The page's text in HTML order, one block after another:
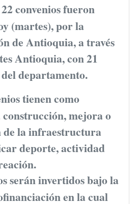
convenios fueron
(martes), por la
de Antioquia, a través
Antioquia, con 21
departamento.
tienen como
mejora o
de la infraestructura
deporte, actividad
serán invertidos bajo la
en la cual